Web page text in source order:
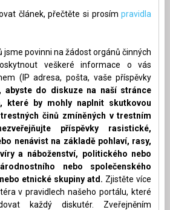
článek, přečtěte si prosímpravidla
jsme povinni na žádost orgánů činných
veškeré informace o vás
(IP adresa, pošta, vaše příspěvky
abyste do diskuze na naší stránce
které by mohly naplnit skutkovou
činů zmíněných v trestním
příspěvky rasistické,
nenávist na základě pohlaví, rasy,
a náboženství, politického nebo
nebo společenského
etnické skupiny atd. Zjistěte více
v pravidlech našeho portálu, které
každý diskutér. Zveřejněním